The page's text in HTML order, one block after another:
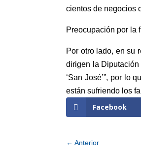
cientos de negocios
Preocupación por la
Por otro lado, en su
dirigen la
‘San José’”, por lo
están sufriendo los
Facebook
←Anterior